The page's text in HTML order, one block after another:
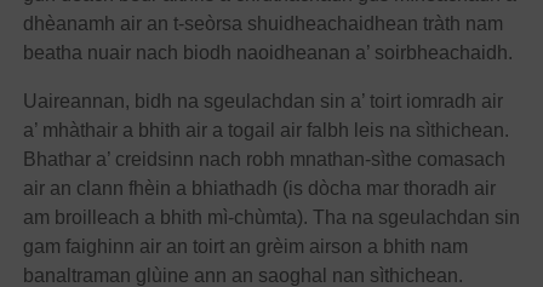
dhèanamh air an t-seòrsa shuidheachaidhean tràth nam
beatha nuair nach biodh naoidheanan a’ soirbheachaidh.
Uaireannan, bidh na sgeulachdan sin a’ toirt iomradh air
a’ mhàthair a bhith air a togail air falbh leis na sìthichean.
Bhathar a’ creidsinn nach robh mnathan-sìthe comasach
air an clann fhèin a bhiathadh (is dòcha mar thoradh air
am broilleach a bhith mì-chùmta). Tha na sgeulachdan sin
gam faighinn air an toirt an grèim airson a bhith nam
banaltraman glùine ann an saoghal nan sìthichean.